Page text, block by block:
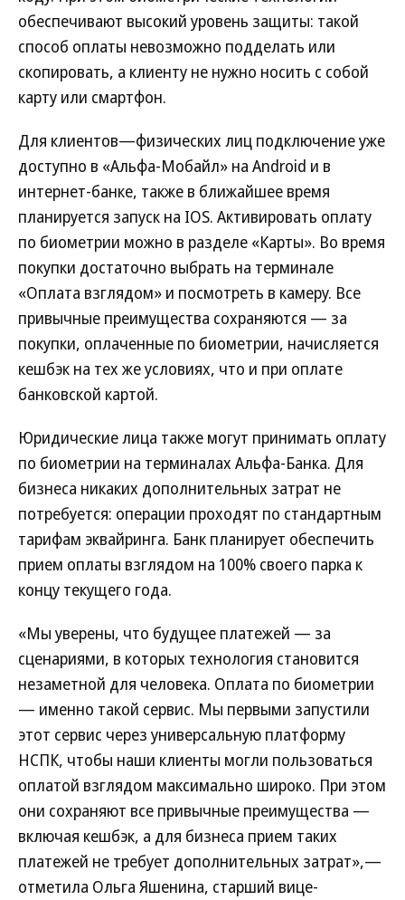
обеспечивают высокий уровень защиты: такой
способ оплаты невозможно подделать или
скопировать, а клиенту не нужно носить с собой
карту или смартфон.
Для клиентов—физических лиц подключение уже
доступно в «Альфа-Мобайл» на Android и в
интернет-банке, также в ближайшее время
планируется запуск на IOS. Активировать оплату
по биометрии можно в разделе «Карты». Во время
покупки достаточно выбрать на терминале
«Оплата взглядом» и посмотреть в камеру. Все
привычные преимущества сохраняются — за
покупки, оплаченные по биометрии, начисляется
кешбэк на тех же условиях, что и при оплате
банковской картой.
Юридические лица также могут принимать оплату
по биометрии на терминалах Альфа-Банка. Для
бизнеса никаких дополнительных затрат не
потребуется: операции проходят по стандартным
тарифам эквайринга. Банк планирует обеспечить
прием оплаты взглядом на 100% своего парка к
концу текущего года.
«Мы уверены, что будущее платежей — за
сценариями, в которых технология становится
незаметной для человека. Оплата по биометрии
— именно такой сервис. Мы первыми запустили
этот сервис через универсальную платформу
НСПК, чтобы наши клиенты могли пользоваться
оплатой взглядом максимально широко. При этом
они сохраняют все привычные преимущества —
включая кешбэк, а для бизнеса прием таких
платежей не требует дополнительных затрат»,—
отметила Ольга Яшенина, старший вице-